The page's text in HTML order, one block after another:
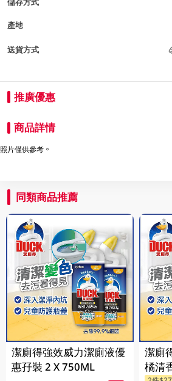
產地
送貨方式
推廣優惠
商品詳情
照片僅供參考。
同類商品推薦
潔廁得強效威力潔廁液優
惠孖裝 2 X 750ML
潔廁
橘清